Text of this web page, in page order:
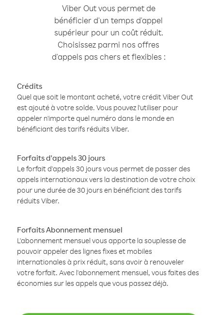
Viber Out vous permet de
bénéficier d'un temps d'appel
supérieur pour un coût réduit.
Choisissez parmi nos offres
d'appels pas chers et flexibles :
Crédits
Quel que soit le montant acheté, votre crédit Viber Out
est ajouté à votre solde. Vous pouvez l'utiliser pour
appeler n'importe quel numéro dans le monde en
bénéficiant des tarifs réduits Viber.
Forfaits d'appels 30 jours
Le forfait d'appels 30 jours vous permet de passer des
appels internationaux vers la destination de votre choix
pour une durée de 30 jours en bénéficiant des tarifs
réduits Viber.
Forfaits Abonnement mensuel
L'abonnement mensuel vous apporte la souplesse de
pouvoir appeler des lignes fixes et mobiles
internationales à prix réduit, sans avoir à renouveler
votre forfait. Avec l'abonnement mensuel, vous faites des
économies sur les appels que vous passez déjà.